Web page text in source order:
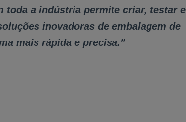
toda a indústria permite criar, testar e
inovadoras de embalagem de
mais rápida e precisa.”